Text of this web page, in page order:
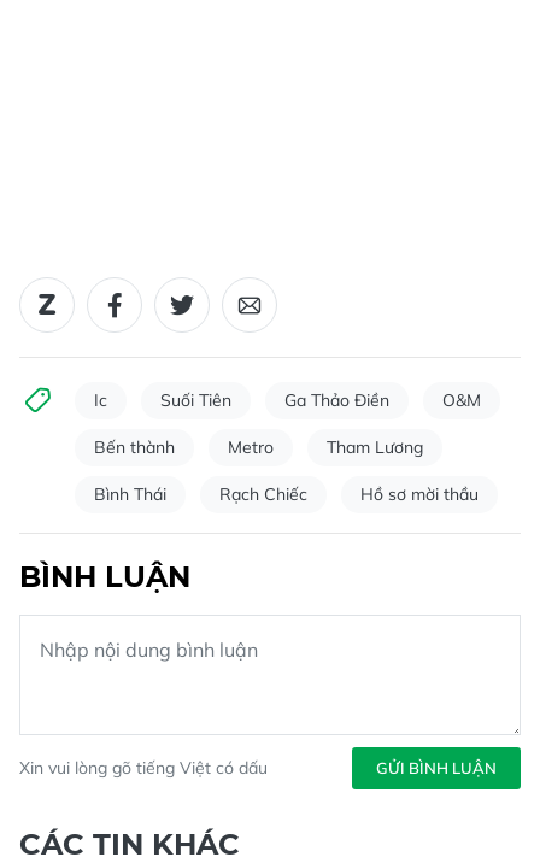
Ic Suối Tiên Ga Thảo Điền O&M
Bến thành Metro Tham Lương
Bình Thái Rạch Chiếc Hồ sơ mời thầu
BÌNH LUẬN
Xin vui lòng gõ tiếng Việt có dấu GỬI BÌNH LUẬN
CÁC TIN KHÁC